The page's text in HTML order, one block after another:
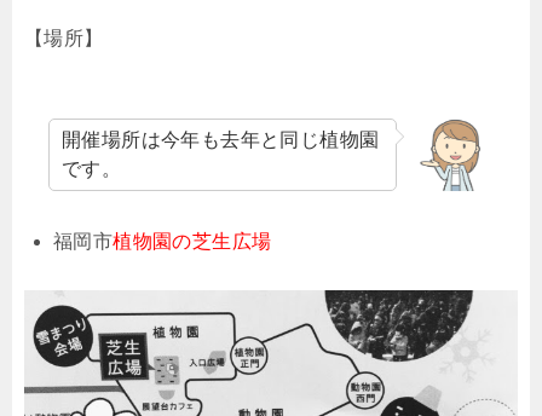
【場所】
開催場所は今年も去年と同じ植物園
です。
福岡市植物園の芝生広場